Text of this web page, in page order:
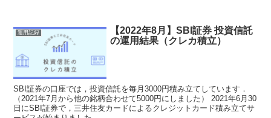
運用記録
【2022年8月】SBI証券 投資信託
の運用結果（クレカ積立）
SBI証券の口座では，投資信託を毎月3000円積み立てしています．
（2021年7月から他の銘柄合わせて5000円にしました） 2021年6月30
日にSBI証券で，三井住友カードによるクレジットカード積み立てサ